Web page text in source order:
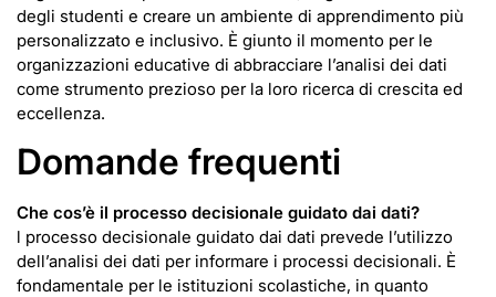
degli studenti e creare un ambiente di apprendimento più
personalizzato e inclusivo. È giunto il momento per le
organizzazioni educative di abbracciare l’analisi dei dati
come strumento prezioso per la loro ricerca di crescita ed
eccellenza.
Domande frequenti
Che cos’è il processo decisionale guidato dai dati?
l processo decisionale guidato dai dati prevede l’utilizzo
dell’analisi dei dati per informare i processi decisionali. È
fondamentale per le istituzioni scolastiche, in quanto